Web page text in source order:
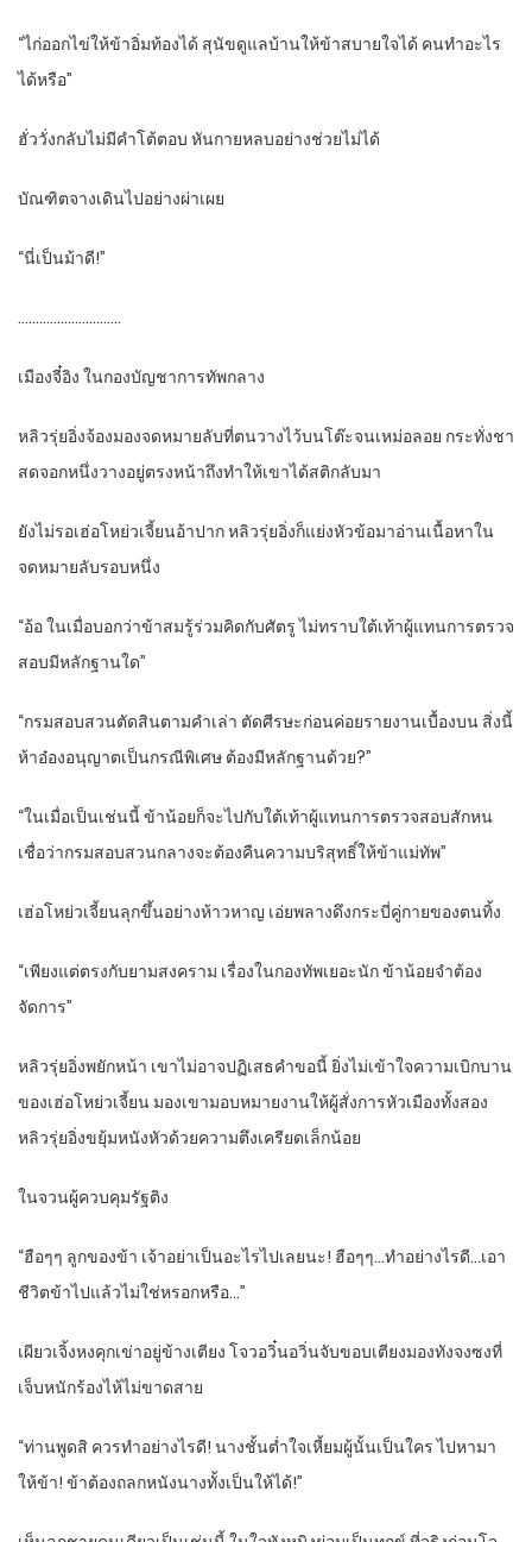
“ไก่ออกไข่ให้ข้าอิ่มท้องได้ สุนัขดูแลบ้านให้ข้าสบายใจได้ คนทำอะไร
ได้หรือ”
ฮั่ววั่งกลับไม่มีคำโต้ตอบ หันกายหลบอย่างช่วยไม่ได้
บัณฑิตจางเดินไปอย่างผ่าเผย
“นี่เป็นม้าดี!”
………………………..
เมืองจี๋อิง ในกองบัญชาการทัพกลาง
หลิวรุ่ยอิ่งจ้องมองจดหมายลับที่ตนวางไว้บนโต๊ะจนเหม่อลอย กระทั่งชา
สดจอกหนึ่งวางอยู่ตรงหน้าถึงทำให้เขาได้สติกลับมา
ยังไม่รอเฮ่อโหย่วเจี้ยนอ้าปาก หลิวรุ่ยอิ่งก็แย่งหัวข้อมาอ่านเนื้อหาใน
จดหมายลับรอบหนึ่ง
“อ้อ ในเมื่อบอกว่าข้าสมรู้ร่วมคิดกับศัตรู ไม่ทราบใต้เท้าผู้แทนการตรวจ
สอบมีหลักฐานใด”
“กรมสอบสวนตัดสินตามคำเล่า ตัดศีรษะก่อนค่อยรายงานเบื้องบน สิ่งนี้
ห้าอ๋องอนุญาตเป็นกรณีพิเศษ ต้องมีหลักฐานด้วย?”
“ในเมื่อเป็นเช่นนี้ ข้าน้อยก็จะไปกับใต้เท้าผู้แทนการตรวจสอบสักหน
เชื่อว่ากรมสอบสวนกลางจะต้องคืนความบริสุทธิ์ให้ข้าแม่ทัพ”
เฮ่อโหย่วเจี้ยนลุกขึ้นอย่างห้าวหาญ เอ่ยพลางดึงกระบี่คู่กายของตนทิ้ง
“เพียงแต่ตรงกับยามสงคราม เรื่องในกองทัพเยอะนัก ข้าน้อยจำต้อง
จัดการ”
หลิวรุ่ยอิ่งพยักหน้า เขาไม่อาจปฏิเสธคำขอนี้ ยิ่งไม่เข้าใจความเบิกบาน
ของเฮ่อโหย่วเจี้ยน มองเขามอบหมายงานให้ผู้สั่งการหัวเมืองทั้งสอง
หลิวรุ่ยอิ่งขยุ้มหนังหัวด้วยความตึงเครียดเล็กน้อย
ในจวนผู้ควบคุมรัฐติง
“ฮือๆๆ ลูกของข้า เจ้าอย่าเป็นอะไรไปเลยนะ! ฮือๆๆ…ทำอย่างไรดี…เอา
ชีวิตข้าไปแล้วไม่ใช่หรอกหรือ…”
เผียวเจิ้งหงคุกเข่าอยู่ข้างเตียง โจวอวิ๋นอวิ่นจับขอบเตียงมองทังจงซงที่
เจ็บหนักร้องไห้ไม่ขาดสาย
“ท่านพูดสิ ควรทำอย่างไรดี! นางชั้นต่ำใจเหี้ยมผู้นั้นเป็นใคร ไปหามา
ให้ข้า! ข้าต้องถลกหนังนางทั้งเป็นให้ได้!”